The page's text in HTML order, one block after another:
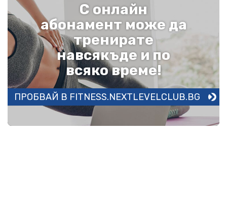
С онлайн
абонамент може да
тренирате
навсякъде и по
всяко време!
ПРОБВАЙ В FITNESS.NEXTLEVELCLUB.BG